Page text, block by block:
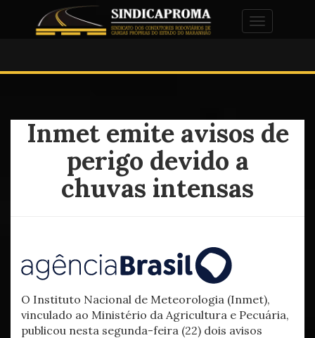
Alternar
Inmet emite avisos de
perigo devido a
chuvas intensas
O Instituto Nacional de Meteorologia (Inmet),
vinculado ao Ministério da Agricultura e Pecuária,
publicou nesta segunda-feira (22) dois avisos